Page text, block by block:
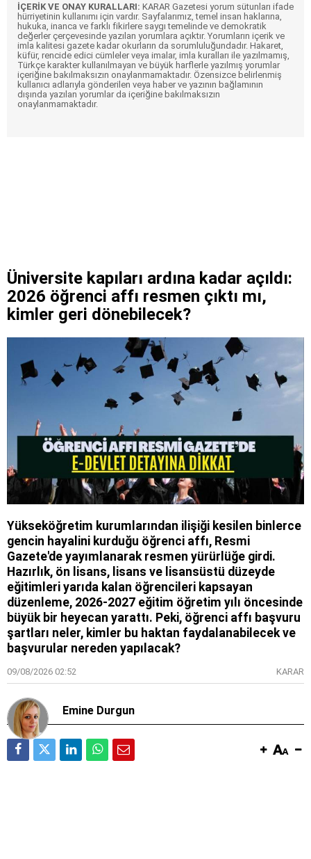
İÇERİK VE ONAY KURALLARI: KARAR Gazetesi yorum sütunları ifade
hürriyetinin kullanımı için vardır. Sayfalarımız, temel insan haklarına,
hukuka, inanca ve farklı fikirlere saygı temelinde ve demokratik
değerler çerçevesinde yazılan yorumlara açıktır. Yorumların içerik ve
imla kalitesi gazete kadar okurların da sorumluluğundadır. Hakaret,
küfür, rencide edici cümleler veya imalar, imla kuralları ile yazılmamış,
Türkçe karakter kullanılmayan ve büyük harflerle yazılmış yorumlar
içeriğine bakılmaksızın onaylanmamaktadır. Özensizce belirlenmiş
kullanıcı adlarıyla gönderilen veya haber ve yazının bağlamının
dışında yazılan yorumlar da içeriğine bakılmaksızın
onaylanmamaktadır.
Üniversite kapıları ardına kadar açıldı:
2026 öğrenci affı resmen çıktı mı,
kimler geri dönebilecek?
Yükseköğretim kurumlarından ilişiği kesilen binlerce
gencin hayalini kurduğu öğrenci affı, Resmi
Gazete'de yayımlanarak resmen yürürlüğe girdi.
Hazırlık, ön lisans, lisans ve lisansüstü düzeyde
eğitimleri yarıda kalan öğrencileri kapsayan
düzenleme, 2026-2027 eğitim öğretim yılı öncesinde
büyük bir heyecan yarattı. Peki, öğrenci affı başvuru
şartları neler, kimler bu haktan faydalanabilecek ve
başvurular nereden yapılacak?
09/08/2026 02:52 KARAR
Emine Durgun